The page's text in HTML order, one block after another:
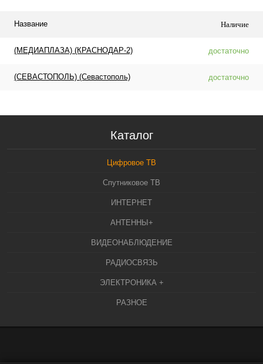
Название Наличие
(МЕДИАПЛАЗА) (КРАСНОДАР-2) достаточно
(СЕВАСТОПОЛЬ) (Севастополь) достаточно
Каталог
Цифровое ТВ
Спутниковое ТВ
ИНТЕРНЕТ
АНТЕННЫ+
ВИДЕОНАБЛЮДЕНИЕ
РАДИОСВЯЗЬ
ЭЛЕКТРОНИКА +
РАЗНОЕ